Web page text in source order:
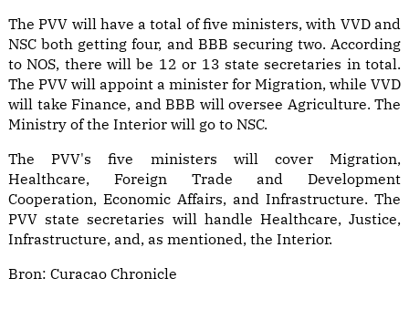
The PVV will have a total of five ministers, with VVD and
NSC both getting four, and BBB securing two. According
to NOS, there will be 12 or 13 state secretaries in total.
The PVV will appoint a minister for Migration, while VVD
will take Finance, and BBB will oversee Agriculture. The
Ministry of the Interior will go to NSC.
The PVV's five ministers will cover Migration,
Healthcare, Foreign Trade and Development
Cooperation, Economic Affairs, and Infrastructure. The
PVV state secretaries will handle Healthcare, Justice,
Infrastructure, and, as mentioned, the Interior.
Bron: Curacao Chronicle